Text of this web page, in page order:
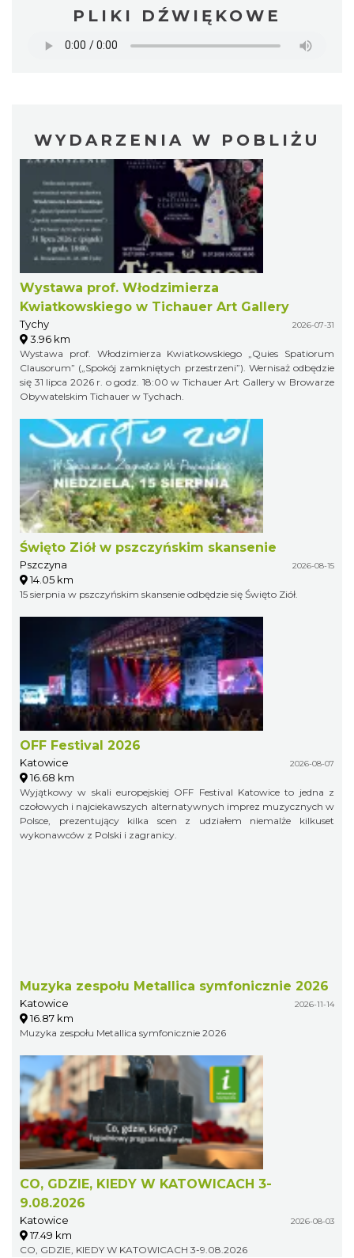
PLIKI DŹWIĘKOWE
WYDARZENIA W POBLIŻU
Wystawa prof. Włodzimierza
Kwiatkowskiego w Tichauer Art Gallery
Tychy 2026-07-31
3.96 km
Wystawa prof. Włodzimierza Kwiatkowskiego „Quies Spatiorum
Clausorum” („Spokój zamkniętych przestrzeni”). Wernisaż odbędzie
się 31 lipca 2026 r. o godz. 18:00 w Tichauer Art Gallery w Browarze
Obywatelskim Tichauer w Tychach.
Święto Ziół w pszczyńskim skansenie
Pszczyna 2026-08-15
14.05 km
15 sierpnia w pszczyńskim skansenie odbędzie się Święto Ziół.
OFF Festival 2026
Katowice 2026-08-07
16.68 km
Wyjątkowy w skali europejskiej OFF Festival Katowice to jedna z
czołowych i najciekawszych alternatywnych imprez muzycznych w
Polsce, prezentujący kilka scen z udziałem niemalże kilkuset
wykonawców z Polski i zagranicy.
Muzyka zespołu Metallica symfonicznie 2026
Katowice 2026-11-14
16.87 km
Muzyka zespołu Metallica symfonicznie 2026
CO, GDZIE, KIEDY W KATOWICACH 3-
9.08.2026
Katowice 2026-08-03
17.49 km
CO, GDZIE, KIEDY W KATOWICACH 3-9.08.2026